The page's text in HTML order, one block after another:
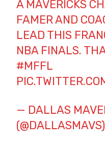
A MAVERICKS
FAMER AND
LEAD THIS
NBA FINALS.
#MFFL
— DALLAS
(@DALLASMAVS)